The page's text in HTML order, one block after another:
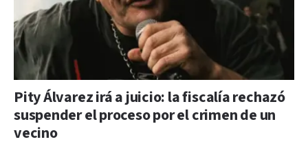
Pity Álvarez irá a juicio: la fiscalía rechazó
suspender el proceso por el crimen de un
vecino